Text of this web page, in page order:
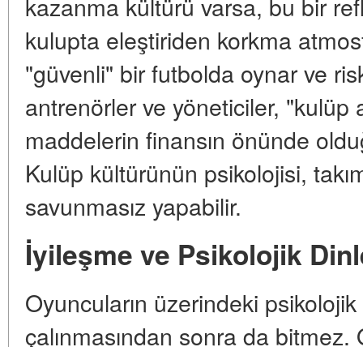
kulupta eleştiriden korkma
"güvenli" bir futbolda oynar ve
antrenörler ve yöneticiler, "kulüp
maddelerin finansın önünde
Kulüp kültürünün psikolojisi,
savunmasız yapabilir.
İyileşme ve Psikolojik
Oyuncuların üzerindeki
çalınmasından sonra da